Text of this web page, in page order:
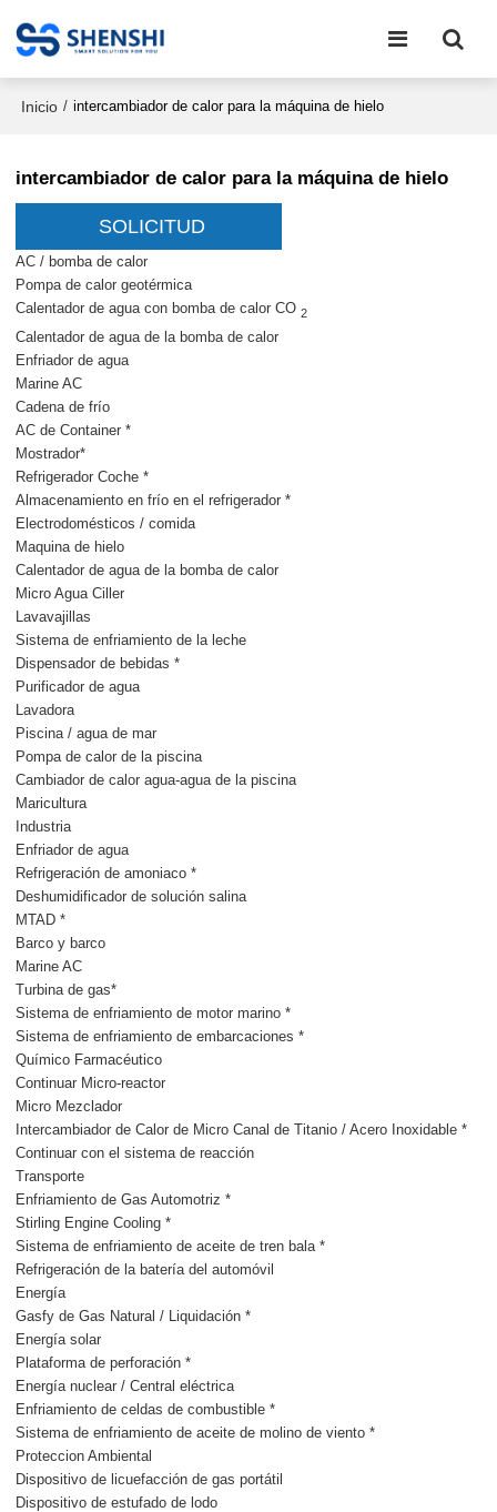
Inicio / intercambiador de calor para la máquina de hielo
intercambiador de calor para la máquina de hielo
SOLICITUD
AC / bomba de calor
Pompa de calor geotérmica
Calentador de agua con bomba de calor CO2
Calentador de agua de la bomba de calor
Enfriador de agua
Marine AC
Cadena de frío
AC de Container *
Mostrador*
Refrigerador Coche *
Almacenamiento en frío en el refrigerador *
Electrodomésticos / comida
Maquina de hielo
Calentador de agua de la bomba de calor
Micro Agua Ciller
Lavavajillas
Sistema de enfriamiento de la leche
Dispensador de bebidas *
Purificador de agua
Lavadora
Piscina / agua de mar
Pompa de calor de la piscina
Cambiador de calor agua-agua de la piscina
Maricultura
Industria
Enfriador de agua
Refrigeración de amoniaco *
Deshumidificador de solución salina
MTAD *
Barco y barco
Marine AC
Turbina de gas*
Sistema de enfriamiento de motor marino *
Sistema de enfriamiento de embarcaciones *
Químico Farmacéutico
Continuar Micro-reactor
Micro Mezclador
Intercambiador de Calor de Micro Canal de Titanio / Acero Inoxidable *
Continuar con el sistema de reacción
Transporte
Enfriamiento de Gas Automotriz *
Stirling Engine Cooling *
Sistema de enfriamiento de aceite de tren bala *
Refrigeración de la batería del automóvil
Energía
Gasfy de Gas Natural / Liquidación *
Energía solar
Plataforma de perforación *
Energía nuclear / Central eléctrica
Enfriamiento de celdas de combustible *
Sistema de enfriamiento de aceite de molino de viento *
Proteccion Ambiental
Dispositivo de licuefacción de gas portátil
Dispositivo de estufado de lodo